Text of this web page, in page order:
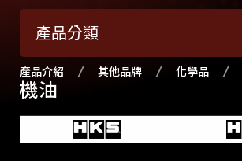
會員制度
最新消息
通知中心
登出
產品分類
產品介紹 其他品牌 化學品
機油